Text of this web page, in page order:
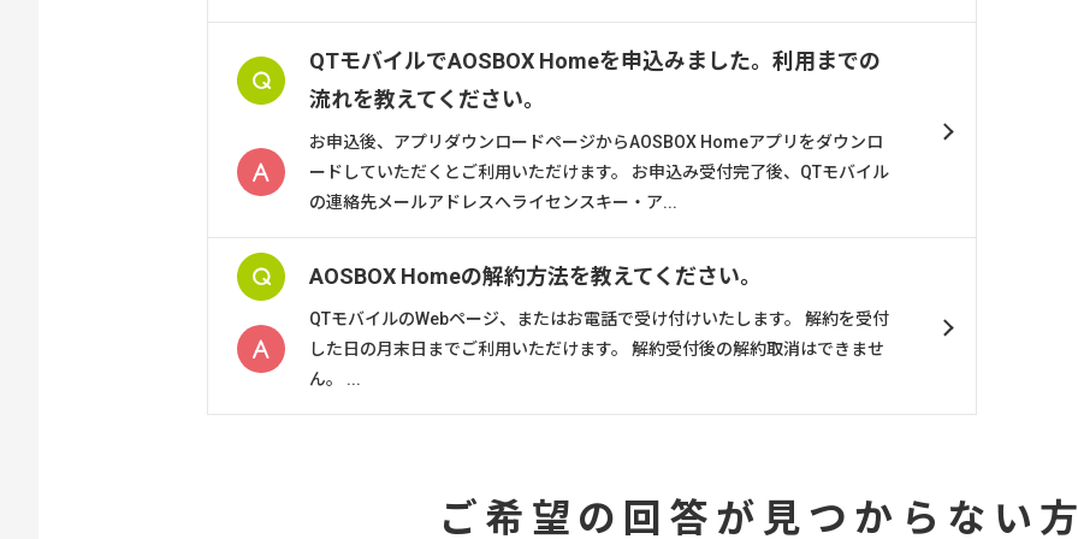
QTモバイルでAOSBOX Homeを申込みました。利用までの
流れを教えてください。
お申込後、アプリダウンロードページからAOSBOX Homeアプリをダウンロ
ードしていただくとご利用いただけます。 お申込み受付完了後、QTモバイル
の連絡先メールアドレスへライセンスキー・ア...
AOSBOX Homeの解約方法を教えてください。
QTモバイルのWebページ、またはお電話で受け付けいたします。 解約を受付
した日の月末日までご利用いただけます。 解約受付後の解約取消はできませ
ん。 ...
ご希望の回答が見つからない